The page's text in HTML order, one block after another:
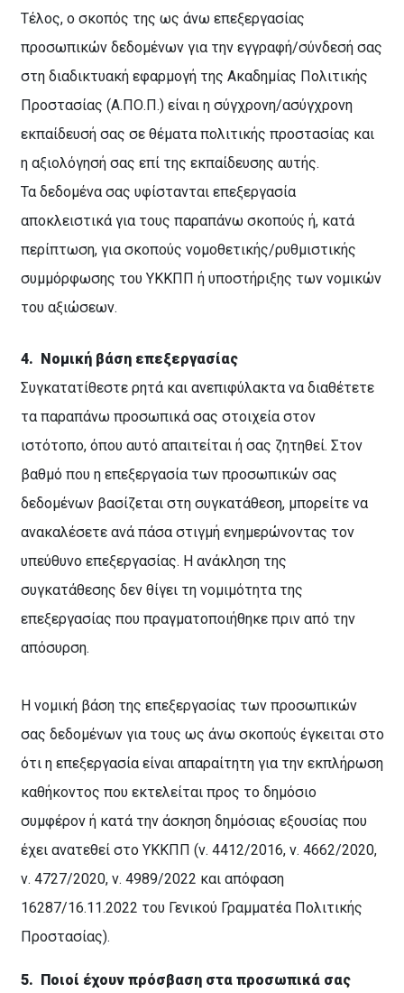
Τέλος, ο σκοπός της ως άνω επεξεργασίας
προσωπικών δεδομένων για την εγγραφή/σύνδεσή σας
στη διαδικτυακή εφαρμογή της Ακαδημίας Πολιτικής
Προστασίας (Α.ΠΟ.Π.) είναι η σύγχρονη/ασύγχρονη
εκπαίδευσή σας σε θέματα πολιτικής προστασίας και
η αξιολόγησή σας επί της εκπαίδευσης αυτής.
Τα δεδομένα σας υφίστανται επεξεργασία
αποκλειστικά για τους παραπάνω σκοπούς ή, κατά
περίπτωση, για σκοπούς νομοθετικής/ρυθμιστικής
συμμόρφωσης του ΥΚΚΠΠ ή υποστήριξης των νομικών
του αξιώσεων.
4.
Νομική βάση επεξεργασίας
Συγκατατίθεστε ρητά και ανεπιφύλακτα να διαθέτετε
τα παραπάνω προσωπικά σας στοιχεία στον
ιστότοπο, όπου αυτό απαιτείται ή σας ζητηθεί. Στον
βαθμό που η επεξεργασία των προσωπικών σας
δεδομένων βασίζεται στη συγκατάθεση, μπορείτε να
ανακαλέσετε ανά πάσα στιγμή ενημερώνοντας τον
υπεύθυνο επεξεργασίας. Η ανάκληση της
συγκατάθεσης δεν θίγει τη νομιμότητα της
επεξεργασίας που πραγματοποιήθηκε πριν από την
απόσυρση.
H νομική βάση της επεξεργασίας των προσωπικών
σας δεδομένων για τους ως άνω σκοπούς έγκειται στο
ότι η επεξεργασία είναι απαραίτητη για την εκπλήρωση
καθήκοντος που εκτελείται προς το δημόσιο
συμφέρον ή κατά την άσκηση δημόσιας εξουσίας που
έχει ανατεθεί στο ΥΚΚΠΠ (ν. 4412/2016, ν. 4662/2020,
ν. 4727/2020, ν. 4989/2022 και απόφαση
16287/16.11.2022 του Γενικού Γραμματέα Πολιτικής
Προστασίας).
5. Ποιοί έχουν πρόσβαση στα προσωπικά σας